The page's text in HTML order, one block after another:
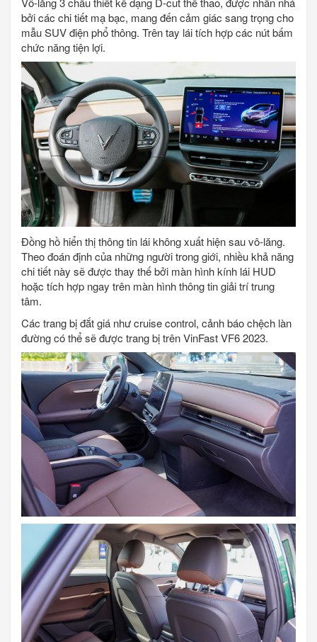
bởi các chi tiết mạ bạc, mang đến cảm giác sang trọng cho
mẫu SUV điện phổ thông. Trên tay lái tích hợp các nút bấm
chức năng tiện lợi.
Đồng hồ hiển thị thông tin lái không xuất hiện sau vô-lăng.
Theo đoán định của những người trong giới, nhiều khả năng
chi tiết này sẽ được thay thế bởi màn hình kính lái HUD
hoặc tích hợp ngay trên màn hình thông tin giải trí trung
tâm.
Các trang bị đắt giá như cruise control, cảnh báo chệch làn
đường có thể sẽ được trang bị trên VinFast VF6 2023.